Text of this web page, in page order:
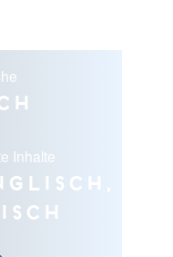
Inhalte